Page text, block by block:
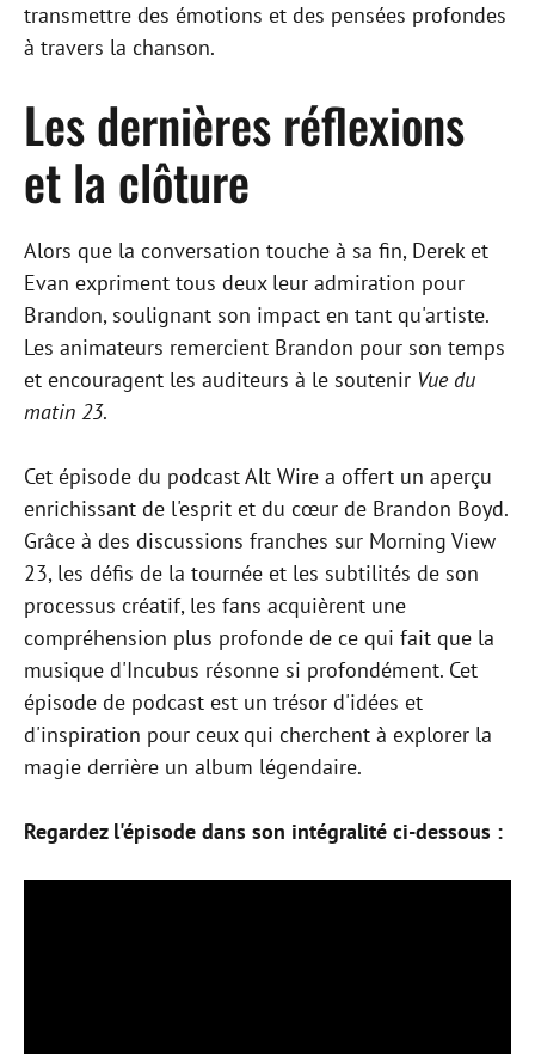
transmettre des émotions et des pensées profondes
à travers la chanson.
Les dernières réflexions
et la clôture
Alors que la conversation touche à sa fin, Derek et
Evan expriment tous deux leur admiration pour
Brandon, soulignant son impact en tant qu'artiste.
Les animateurs remercient Brandon pour son temps
et encouragent les auditeurs à le soutenir Vue du
matin 23.
Cet épisode du podcast Alt Wire a offert un aperçu
enrichissant de l'esprit et du cœur de Brandon Boyd.
Grâce à des discussions franches sur Morning View
23, les défis de la tournée et les subtilités de son
processus créatif, les fans acquièrent une
compréhension plus profonde de ce qui fait que la
musique d'Incubus résonne si profondément. Cet
épisode de podcast est un trésor d'idées et
d'inspiration pour ceux qui cherchent à explorer la
magie derrière un album légendaire.
Regardez l'épisode dans son intégralité ci-dessous :